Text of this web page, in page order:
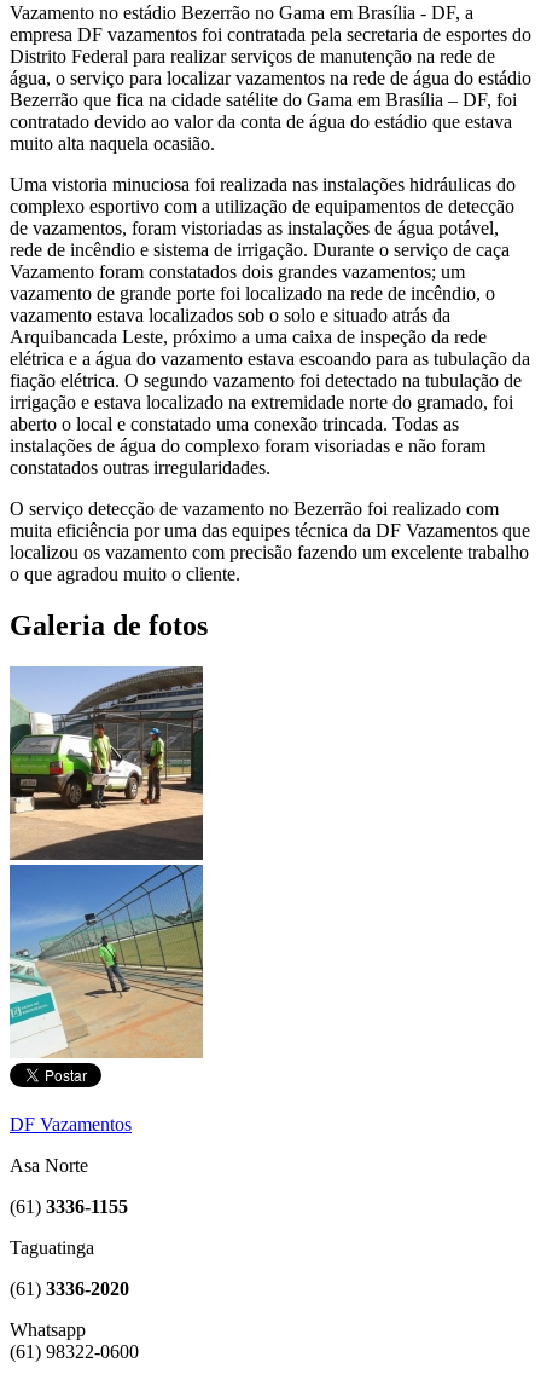
Vazamento no estádio Bezerrão no Gama em Brasília - DF, a
empresa DF vazamentos foi contratada pela secretaria de esportes do
Distrito Federal para realizar serviços de manutenção na rede de
água, o serviço para localizar vazamentos na rede de água do estádio
Bezerrão que fica na cidade satélite do Gama em Brasília – DF, foi
contratado devido ao valor da conta de água do estádio que estava
muito alta naquela ocasião.
Uma vistoria minuciosa foi realizada nas instalações hidráulicas do
complexo esportivo com a utilização de equipamentos de detecção
de vazamentos, foram vistoriadas as instalações de água potável,
rede de incêndio e sistema de irrigação. Durante o serviço de caça
Vazamento foram constatados dois grandes vazamentos; um
vazamento de grande porte foi localizado na rede de incêndio, o
vazamento estava localizados sob o solo e situado atrás da
Arquibancada Leste, próximo a uma caixa de inspeção da rede
elétrica e a água do vazamento estava escoando para as tubulação da
fiação elétrica. O segundo vazamento foi detectado na tubulação de
irrigação e estava localizado na extremidade norte do gramado, foi
aberto o local e constatado uma conexão trincada. Todas as
instalações de água do complexo foram visoriadas e não foram
constatados outras irregularidades.
O serviço detecção de vazamento no Bezerrão foi realizado com
muita eficiência por uma das equipes técnica da DF Vazamentos que
localizou os vazamento com precisão fazendo um excelente trabalho
o que agradou muito o cliente.
Galeria de fotos
DF Vazamentos
Asa Norte
(61) 3336-1155
Taguatinga
(61) 3336-2020
Whatsapp
(61) 98322-0600